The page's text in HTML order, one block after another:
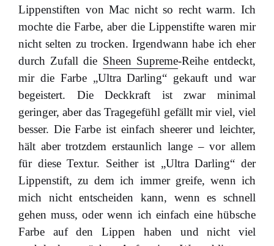
Lippenstiften von Mac nicht so recht warm. Ich
mochte die Farbe, aber die Lippenstifte waren mir
nicht selten zu trocken. Irgendwann habe ich eher
durch Zufall die Sheen Supreme-Reihe entdeckt,
mir die Farbe „Ultra Darling“ gekauft und war
begeistert. Die Deckkraft ist zwar minimal
geringer, aber das Tragegefühl gefällt mir viel, viel
besser. Die Farbe ist einfach sheerer und leichter,
hält aber trotzdem erstaunlich lange – vor allem
für diese Textur. Seither ist „Ultra Darling“ der
Lippenstift, zu dem ich immer greife, wenn ich
mich nicht entscheiden kann, wenn es schnell
gehen muss, oder wenn ich einfach eine hübsche
Farbe auf den Lippen haben und nicht viel